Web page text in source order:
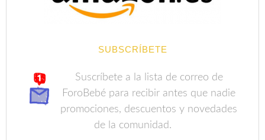
SUBSCRÍBETE
Suscríbete a la lista de correo de
ForoBebé para recibir antes que nadie
promociones, descuentos y novedades
de la comunidad.